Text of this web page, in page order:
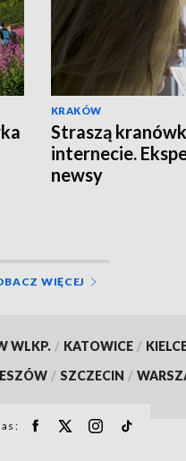
KRAKÓW
Straszą
internecie.
newsy
WIĘCEJ
WLKP. / KATOWICE /
/ SZCZECIN /